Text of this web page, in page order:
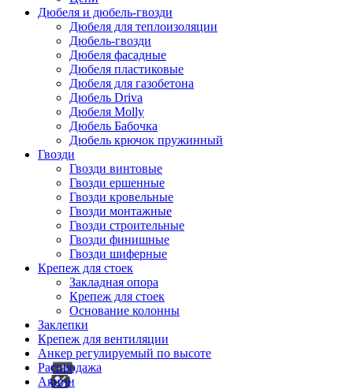
Дюбеля и дюбель-гвозди
Дюбеля для теплоизоляции
Дюбель-гвозди
Дюбеля фасадные
Дюбеля пластиковые
Дюбеля для газобетона
Дюбель Driva
Дюбеля Molly
Дюбель Бабочка
Дюбель крючок пружинный
Гвозди
Гвозди винтовые
Гвозди ершенные
Гвозди кровельные
Гвозди монтажные
Гвозди строительные
Гвозди финишные
Гвозди шиферные
Крепеж для стоек
Закладная опора
Крепеж для стоек
Основание колонны
Заклепки
Крепеж для вентиляции
Анкер регулируемый по высоте
Распродажа
Акции